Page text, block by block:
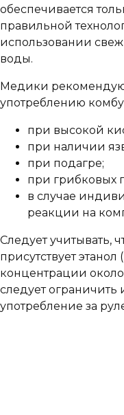
обеспечивается
правильной
использовании
воды.
Медики
употреблению
при высокой
при наличии
при подагре;
при грибковых
в случае
реакции на
Следует учитывать,
присутствует
концентрации около
следует
употребление за